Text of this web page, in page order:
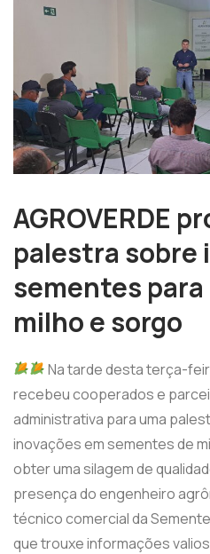
AGROVERDE
palestra sobre
sementes
milho e sorgo
Na tarde desta terça-
recebeu cooperados e
administrativa para uma
inovações em sementes de
obter uma silagem de
presença do engenheiro
técnico comercial da
que trouxe informações